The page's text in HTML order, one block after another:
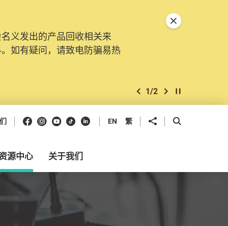
义发出的产品回收相关来
如有疑问，请致电防骗易热
。由2025年11月10日起，
诉、查询及建议。所有提交
上一个
2/2 下一个开始/暂停幻灯
关闭特別通告
Facebook
Instagram
Youtube
抖音领英 EN 繁 分享到 开启搜寻框
源中心 关于我们